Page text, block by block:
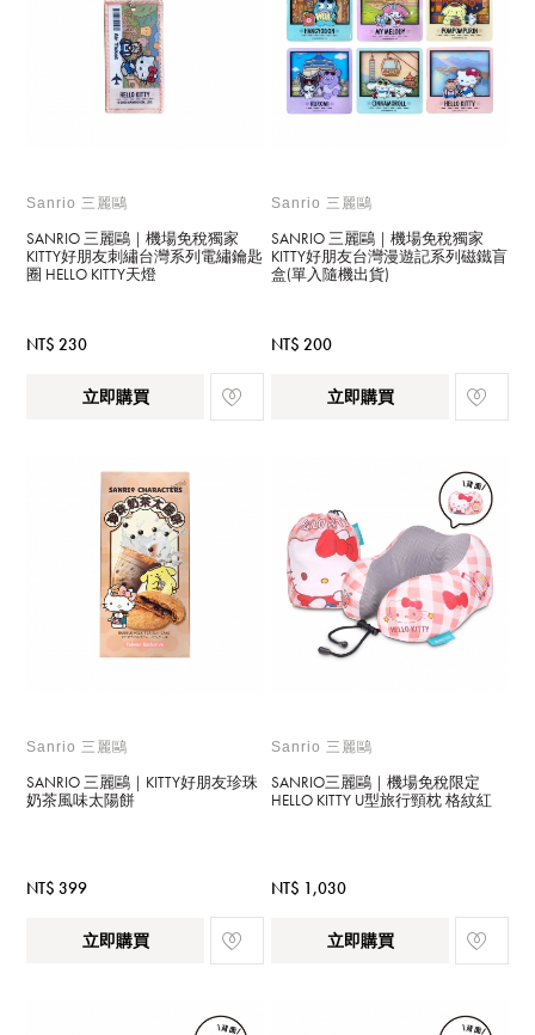
Sanrio 三麗鷗
SANRIO 三麗鷗｜機場免稅獨家
KITTY好朋友刺繡台灣系列電繡鑰匙
圈 HELLO KITTY天燈
NT$ 230
立即購買
Sanrio 三麗鷗
SANRIO 三麗鷗｜機場免稅獨家
KITTY好朋友台灣漫遊記系列磁鐵盲
盒(單入隨機出貨)
NT$ 200
立即購買
Sanrio 三麗鷗
SANRIO 三麗鷗｜KITTY好朋友珍珠
奶茶風味太陽餅
NT$ 399
立即購買
Sanrio 三麗鷗
SANRIO三麗鷗｜機場免稅限定
HELLO KITTY U型旅行頸枕 格紋紅
NT$ 1,030
立即購買